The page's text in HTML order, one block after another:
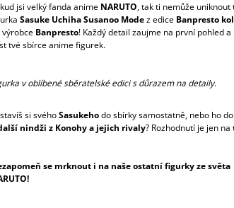
jsi velký fanda anime NARUTO, tak ti nemůže uniknout
Sasuke Uchiha Susanoo Modez edice Banpresto
výrobce Banpresto! Každý detail zaujme na první pohled a
tvé sbírce anime figurek.
v oblíbené sběratelské edici s důrazem na detaily.
si svéhoSasukehodo sbírky samostatně, nebo ho
nindži z Konohy a jejich rivaly? Rozhodnutí je jen na
se mrknout i na naše ostatní figurky ze světa